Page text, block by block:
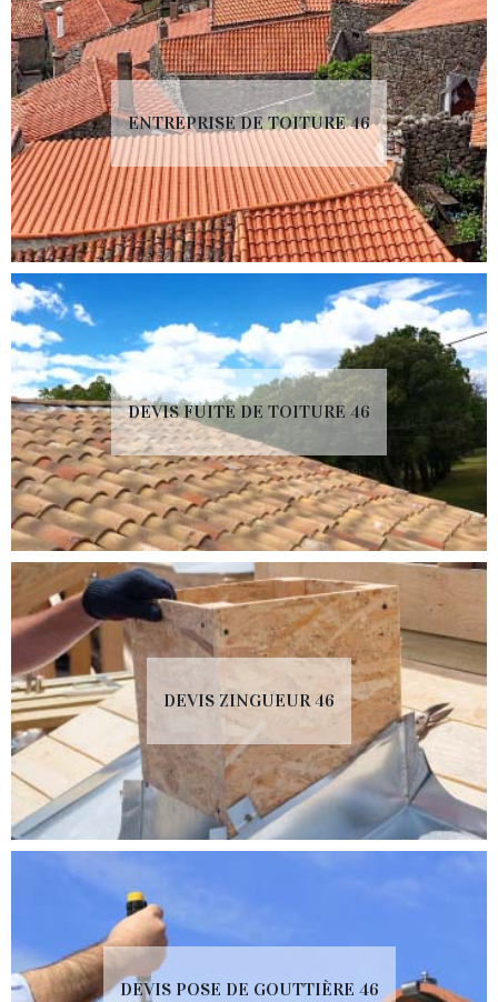
ENTREPRISE DE TOITURE 46
DEVIS FUITE DE TOITURE 46
DEVIS ZINGUEUR 46
DEVIS POSE DE GOUTTIÈRE 46